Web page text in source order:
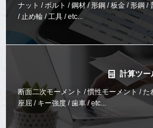
ナット / ボルト / 鋼材 / 形鋼 / 板金 / 形鋼 /
/ 止め輪 / 工具 / etc...
計算ツー
断面二次モーメント / 慣性モーメント / た
座屈 / キー強度 / 歯車 / etc...